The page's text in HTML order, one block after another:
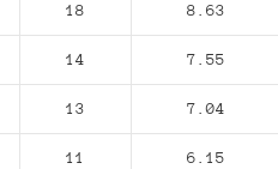
18 8.63
14 7.55
13 7.04
11 6.15